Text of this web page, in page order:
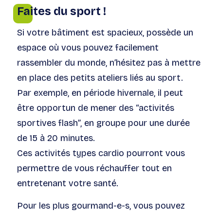
Faites du sport !
Si votre bâtiment est spacieux, possède un
espace où vous pouvez facilement
rassembler du monde, n’hésitez pas à mettre
en place des petits ateliers liés au sport.
Par exemple, en période hivernale, il peut
être opportun de mener des “activités
sportives flash”, en groupe pour une durée
de 15 à 20 minutes.
Ces activités types cardio pourront vous
permettre de vous réchauffer tout en
entretenant votre santé.
Pour les plus gourmand-e-s, vous pouvez